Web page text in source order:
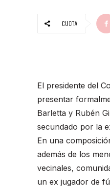
CUOTA
El presidente del
presentar
Barletta y Rubén
secundado por la
En una
además de los
vecinales,
un ex jugador de